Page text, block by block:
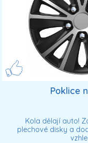
Poklice
Kola dělají auto!
plechové disky a